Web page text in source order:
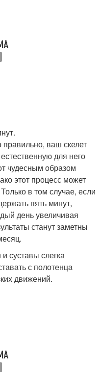
ваш скелет
для него
чудесным образом
этот процесс может
в том случае, если
пять минут,
день увеличивая
станут заметны
суставы слегка
с полотенца
движений.